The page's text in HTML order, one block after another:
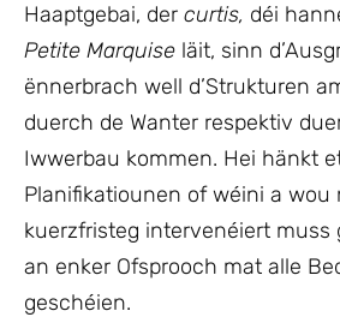
Haaptgebai, der curtis, déi
Petite Marquise läit, sinn
ënnerbrach well d’Strukturen
duerch de Wanter respektiv
Iwwerbau kommen. Hei hänkt
Planifikatiounen of wéini a wou
kuerzfristeg intervenéiert muss
an enker Ofsprooch mat alle
geschéien.